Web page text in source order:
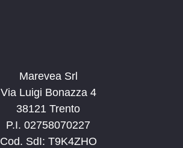
Marevea Srl
Via Luigi Bonazza 4
38121 Trento
P.I. 02758070227
Cod. SdI: T9K4ZHO